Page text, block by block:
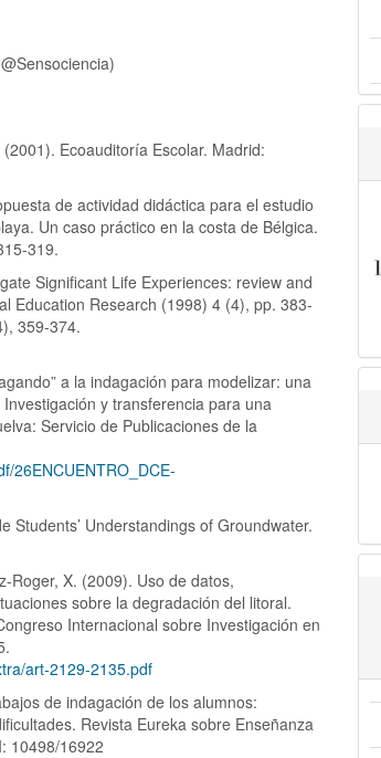
Ecoauditoría Escolar. Madrid:
de actividad didáctica para el estudio
Un caso práctico en la costa de Bélgica.
319.
Significant Life Experiences: review and
Education Research (1998) 4 (4), pp. 383-
359-374.
a la indagación para modelizar: una
y transferencia para una
Servicio de Publicaciones de la
26ENCUENTRO_DCE-
Students’ Understandings of Groundwater.
Roger, X. (2009). Uso de datos,
sobre la degradación del litoral.
Internacional sobre Investigación en
art-2129-2135.pdf
de indagación de los alumnos:
Revista Eureka sobre Enseñanza
10498/16922